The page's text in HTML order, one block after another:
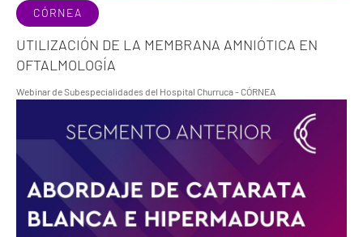
CÓRNEA
UTILIZACIÓN DE LA MEMBRANA AMNIÓTICA EN
OFTALMOLOGÍA
Webinar de Subespecialidades del Hospital Churruca - CÓRNEA